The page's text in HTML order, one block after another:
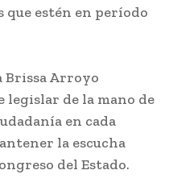
que estén en período
Brissa Arroyo
de la mano de
en cada
la escucha
del Estado.